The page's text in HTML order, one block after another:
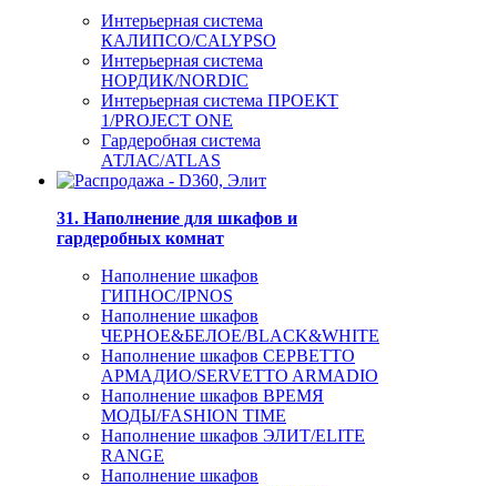
Интерьерная система
КАЛИПСО/CALYPSO
Интерьерная система
НОРДИК/NORDIC
Интерьерная система ПРОЕКТ
1/PROJECT ONE
Гардеробная система
АТЛАС/ATLAS
31. Наполнение для шкафов и
гардеробных комнат
Наполнение шкафов
ГИПНОС/IPNOS
Наполнение шкафов
ЧЕРНОЕ&БЕЛОЕ/BLACK&WHITE
Наполнение шкафов СЕРВЕТТО
АРМАДИО/SERVETTO ARMADIO
Наполнение шкафов ВРЕМЯ
МОДЫ/FASHION TIME
Наполнение шкафов ЭЛИТ/ELITE
RANGE
Наполнение шкафов